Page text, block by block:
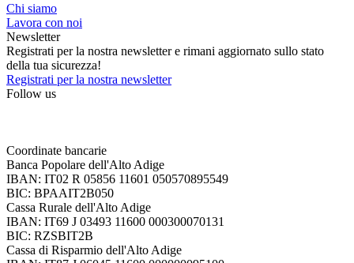
Chi siamo
Lavora con noi
Newsletter
Registrati per la nostra newsletter e rimani aggiornato sullo stato
della tua sicurezza!
Registrati per la nostra newsletter
Follow us
Coordinate bancarie
Banca Popolare dell'Alto Adige
IBAN: IT02 R 05856 11601 050570895549
BIC: BPAAIT2B050
Cassa Rurale dell'Alto Adige
IBAN: IT69 J 03493 11600 000300070131
BIC: RZSBIT2B
Cassa di Risparmio dell'Alto Adige